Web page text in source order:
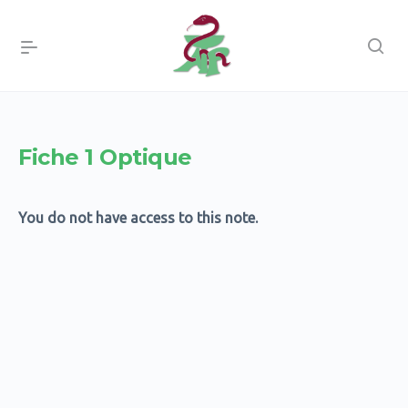
Fiche 1 Optique
You do not have access to this note.